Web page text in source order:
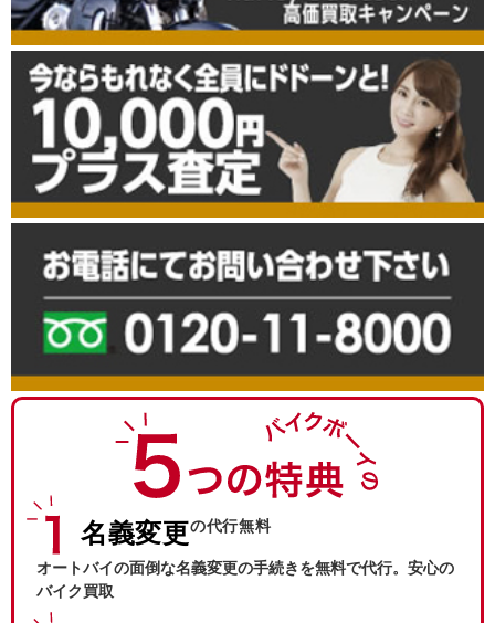
名義変更の代行無料
オートバイの面倒な名義変更の手続きを無料で代行。安心の
バイク買取